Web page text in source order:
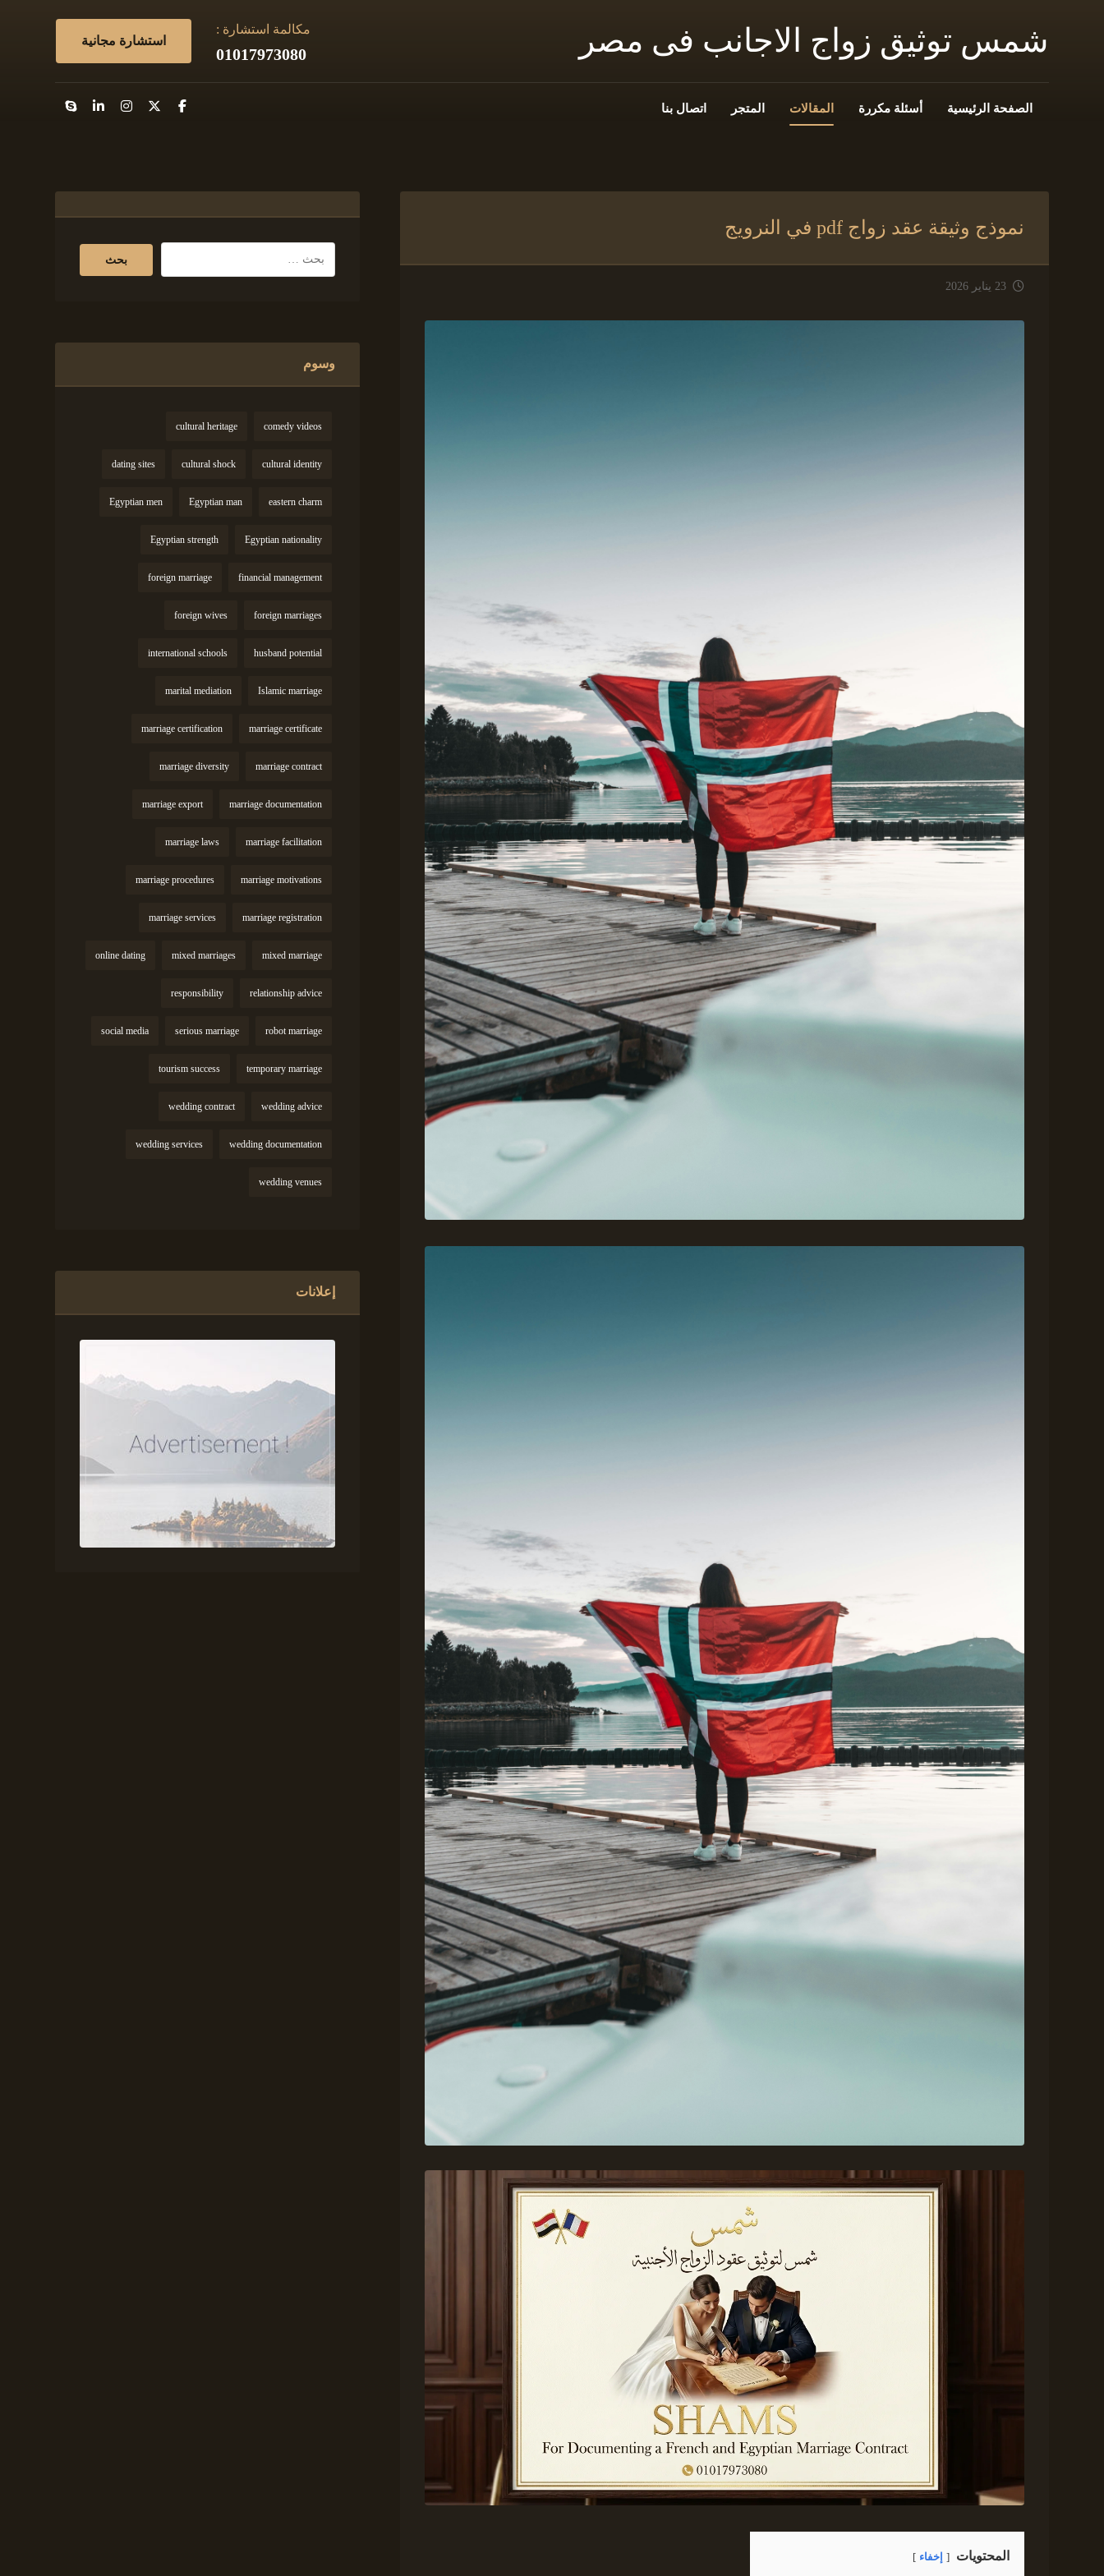
شمس توثيق زواج الاجانب فى مصر استشارة مجانية
مكالمة استشارة :
01017973080
الصفحة الرئيسية أسئلة مكررة المقالات المتجر اتصال بنا
نموذج وثيقة عقد زواج pdf في النرويج
23 يناير 2026
المحتويات إخفاء
وسوم
comedy videos
cultural heritage
cultural identity
cultural shock
dating sites
eastern charm
Egyptian man
Egyptian men
Egyptian nationality
Egyptian strength
financial management
foreign marriage
foreign marriages
foreign wives
husband potential
international schools
Islamic marriage
marital mediation
marriage certificate
marriage certification
marriage contract
marriage diversity
marriage documentation
marriage export
marriage facilitation
marriage laws
marriage motivations
marriage procedures
marriage registration
marriage services
mixed marriage
mixed marriages
online dating
relationship advice
responsibility
robot marriage
serious marriage
social media
temporary marriage
tourism success
wedding advice
wedding contract
wedding documentation
wedding services
wedding venues
إعلانات